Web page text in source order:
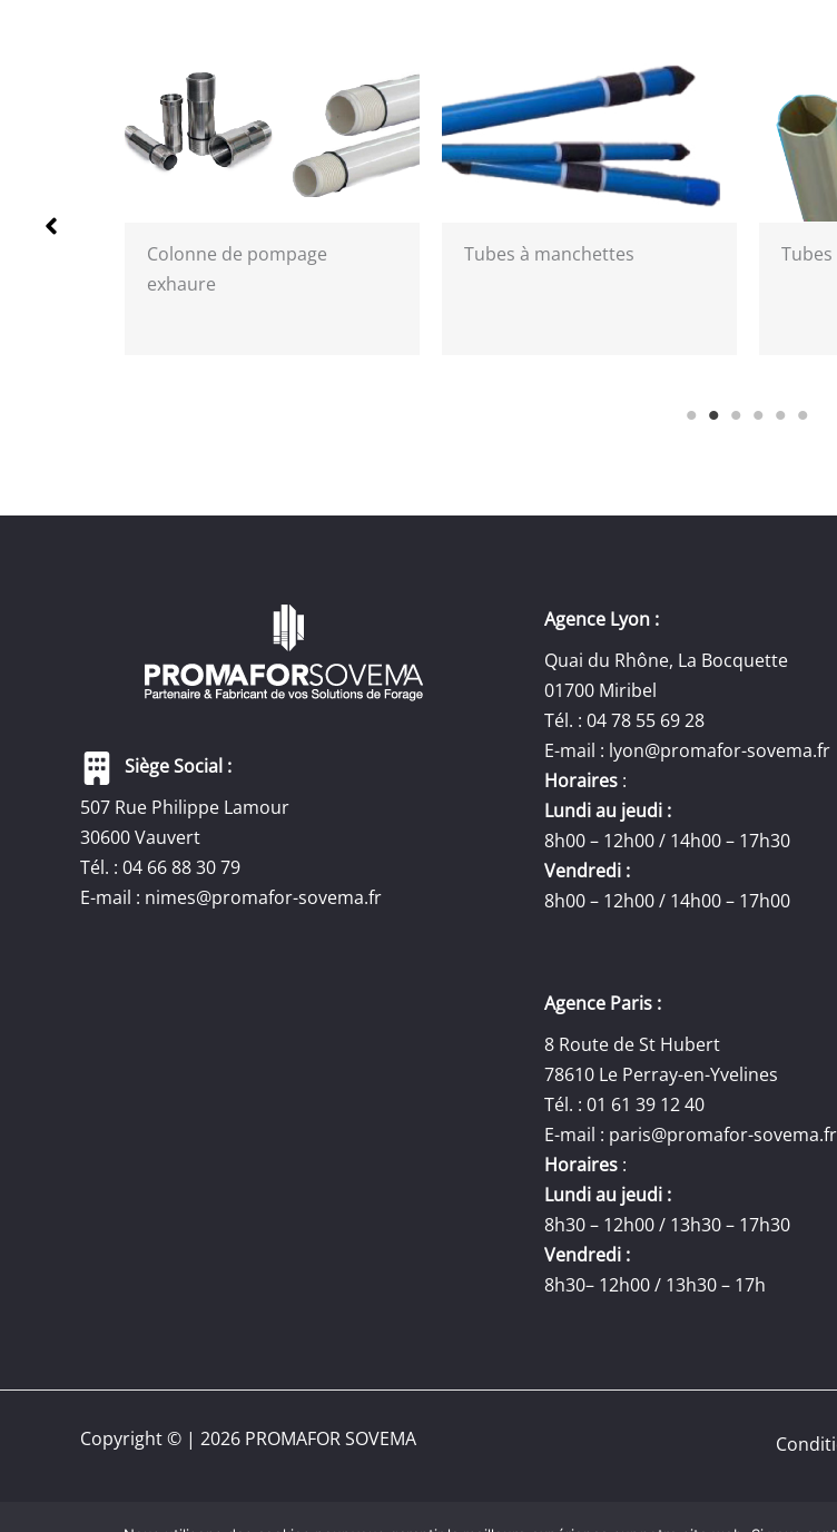
Colonne de pompage
Tubes à manchettes Tubes inclino
Siège Social :
507 Rue Philippe Lamour
30600 Vauvert
Tél. : 04 66 88 30 79
E-mail : nimes@promafor-sovema.fr
Agence Lyon :
Quai du Rhône, La Bocquette
01700 Miribel
Tél. : 04 78 55 69 28
E-mail : lyon@promafor-sovema.fr
Horaires :
Lundi au jeudi :
8h00 – 12h00 / 14h00 – 17h30
Vendredi :
8h00 – 12h00 / 14h00 – 17h00
Agence Paris :
8 Route de St Hubert
78610 Le Perray-en-Yvelines
Tél. : 01 61 39 12 40
E-mail : paris@promafor-sovema.fr
Horaires :
Lundi au jeudi :
8h30 – 12h00 / 13h30 – 17h30
Vendredi :
8h30– 12h00 / 13h30 – 17h
Copyright © | 2026 PROMAFOR SOVEMA